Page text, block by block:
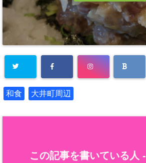
和食 大井町周辺
この記事を書いている人 -